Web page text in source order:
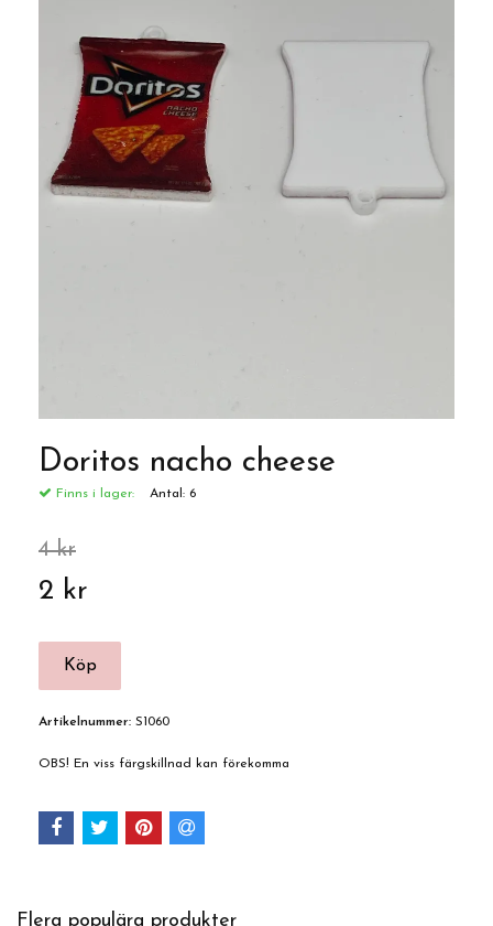
Doritos nacho cheese
Finns i lager: Antal: 6
4 kr
2 kr
Artikelnummer: S1060
OBS! En viss färgskillnad kan förekomma
Flera populära produkter